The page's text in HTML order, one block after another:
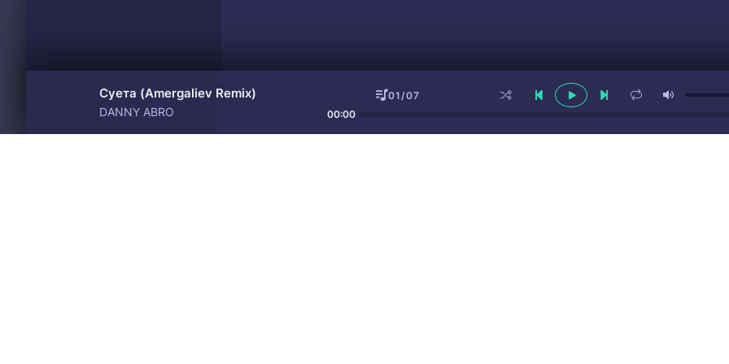
Суета (Amergaliev Remix)
DANNY ABRO
01/07
00:00